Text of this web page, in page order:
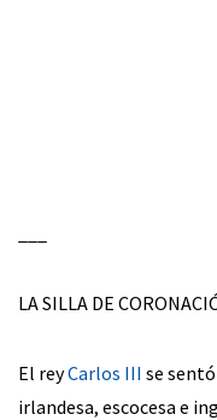
LA SILLA DE
El reyCarlos III se
irlandesa, escocesa e